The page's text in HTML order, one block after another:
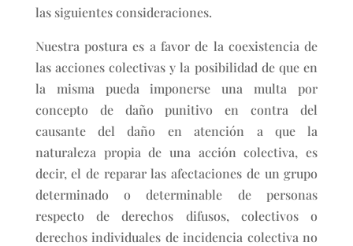
las siguientes consideraciones.
Nuestra postura es a favor de la coexistencia de
las acciones colectivas y la posibilidad de que en
la misma pueda imponerse una multa por
concepto de daño punitivo en contra del
causante del daño en atención a que la
naturaleza propia de una acción colectiva, es
decir, el de reparar las afectaciones de un grupo
determinado o determinable de personas
respecto de derechos difusos, colectivos o
derechos individuales de incidencia colectiva no